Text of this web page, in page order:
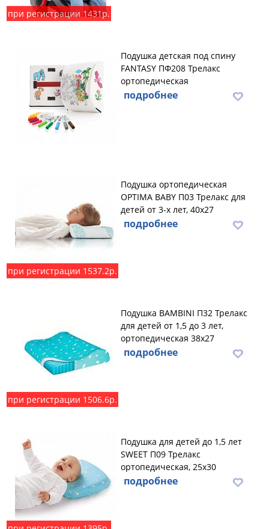
при регистрации 1431р.
Подушка детская под спину
FANTASY ПФ208 Трелакс
ортопедическая
подробнее
при регистрации 1537.2р.
Подушка ортопедическая
OPTIMA BABY П03 Трелакс для
детей от 3-х лет, 40х27
подробнее
при регистрации 1506.6р.
Подушка BAMBINI П32 Трелакс
для детей от 1,5 до 3 лет,
ортопедическая 38х27
подробнее
Подушка для детей до 1,5 лет
SWEET П09 Трелакс
ортопедическая, 25х30
подробнее